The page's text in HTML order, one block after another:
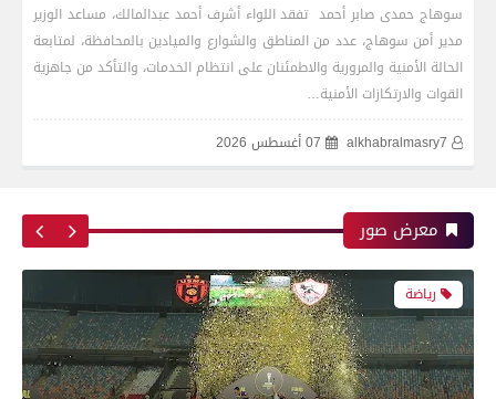
سوهاج حمدى صابر أحمد تفقد اللواء أشرف أحمد عبدالمالك، مساعد الوزير
مدير أمن سوهاج، عدد من المناطق والشوارع والميادين بالمحافظة، لمتابعة
الحالة الأمنية والمرورية والاطمئنان على انتظام الخدمات، والتأكد من جاهزية
القوات والارتكازات الأمنية…
alkhabralmasry7
07 أغسطس 2026
معرض صور
رياضة
اتحاد العاصمة الجزائرى بطلاً لكأس الكونفدرالية
الإفريقية للمرة الثانية في تاريخه
رياضة
بعدسة الخبر المصري| شاهد أبرز لقطات الشوط